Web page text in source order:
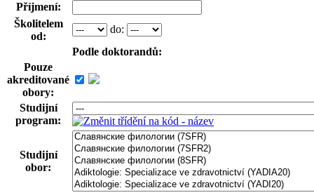
Příjmení:
Školitelem
od:
do:
Podle doktorandů:
Pouze
akreditované
obory:
Studijní
program:
Studijní
obor: